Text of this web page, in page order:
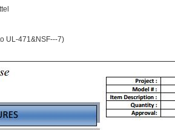
UL-471&NSF---7)